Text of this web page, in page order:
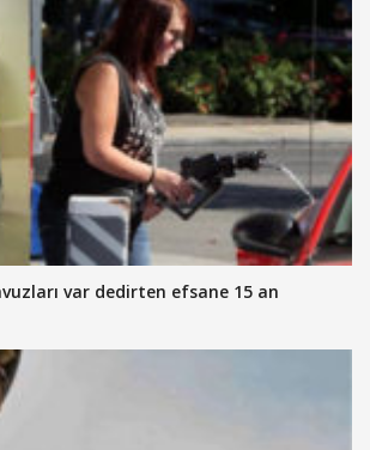
var dedirten efsane 15 an